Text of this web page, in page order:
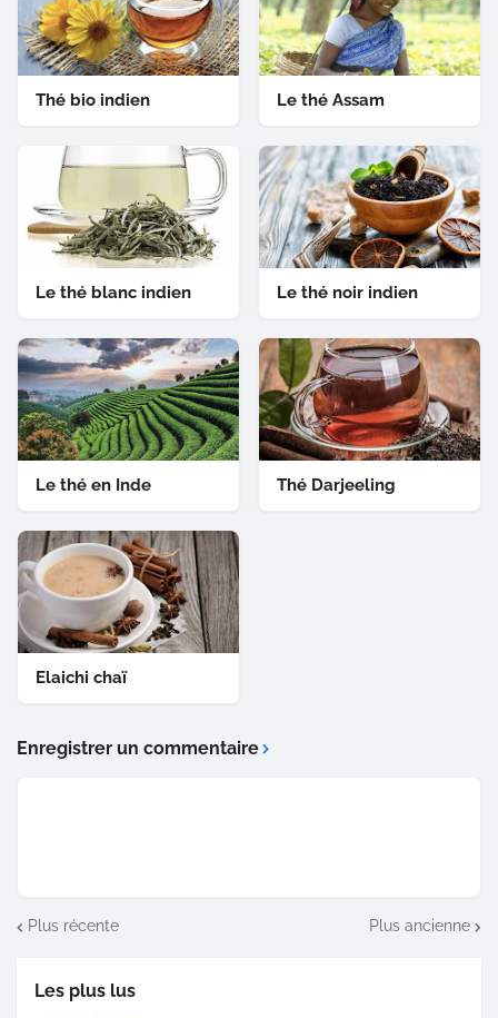
Thé bio indien Le thé Assam
Le thé blanc indien Le thé noir indien
Le thé en Inde Thé Darjeeling
Elaichi chaï
Enregistrer un commentaire
Plus récente Plus ancienne
Les plus lus